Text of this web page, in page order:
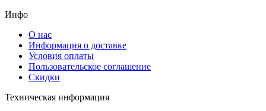
Инфо
О нас
Информация о доставке
Условия оплаты
Пользовательское соглашение
Скидки
Техническая информация